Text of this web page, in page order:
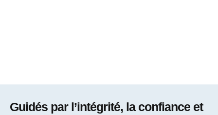
Guidés par l’intégrité, la confiance et